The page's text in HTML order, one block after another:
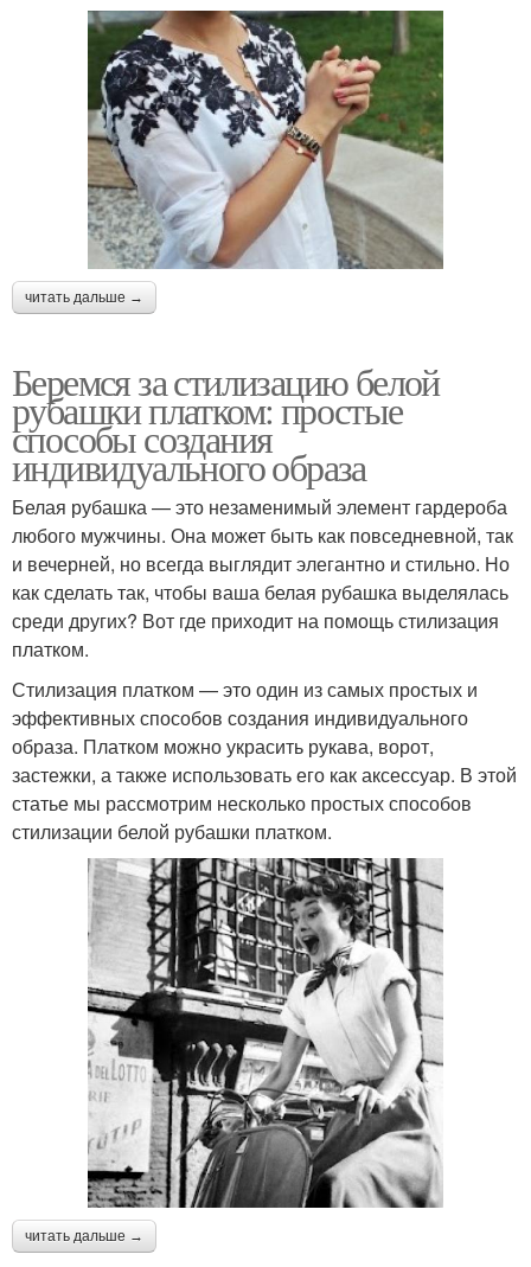
читать дальше →
Беремся за стилизацию белой
рубашки платком: простые
способы создания
индивидуального образа
Белая рубашка — это незаменимый элемент гардероба
любого мужчины. Она может быть как повседневной, так
и вечерней, но всегда выглядит элегантно и стильно. Но
как сделать так, чтобы ваша белая рубашка выделялась
среди других? Вот где приходит на помощь стилизация
платком.
Стилизация платком — это один из самых простых и
эффективных способов создания индивидуального
образа. Платком можно украсить рукава, ворот,
застежки, а также использовать его как аксессуар. В этой
статье мы рассмотрим несколько простых способов
стилизации белой рубашки платком.
читать дальше →